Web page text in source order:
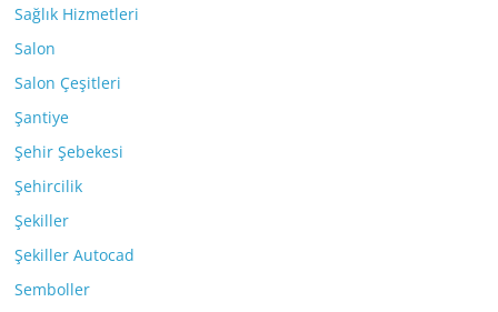
Sağlık Hizmetleri
Salon
Salon Çeşitleri
Şantiye
Şehir Şebekesi
Şehircilik
Şekiller
Şekiller Autocad
Semboller